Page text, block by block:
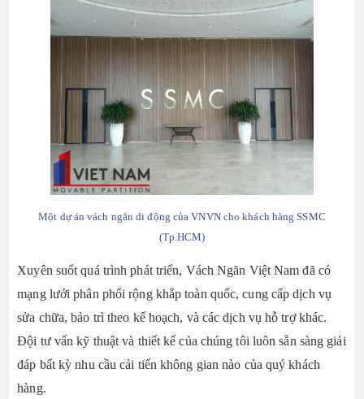
Một dự án vách ngăn di động của VNVN cho khách hàng SSMC
(Tp.HCM)
Xuyên suốt quá trình phát triển, Vách Ngăn Việt Nam đã có
mạng lưới phân phối rộng khắp toàn quốc, cung cấp dịch vụ
sửa chữa, bảo trì theo kế hoạch, và các dịch vụ hỗ trợ khác.
Đội tư vấn kỹ thuật và thiết kế của chúng tôi luôn sẵn sàng giải
đáp bất kỳ nhu cầu cải tiến không gian nào của quý khách
hàng.